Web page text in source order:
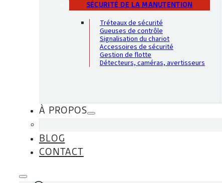
SÉCURITÉ DE LA MANUTENTION
Tréteaux de sécurité
Gueuses de contrôle
Signalisation du chariot
Accessoires de sécurité
Gestion de flotte
Détecteurs, caméras, avertisseurs
À PROPOS
BLOG
CONTACT